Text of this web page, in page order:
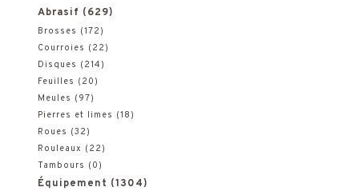
e
r
c
h
e
p
Abrasif (629)
Brosses (172)
Courroies (22)
Disques (214)
Feuilles (20)
Meules (97)
Pierres et limes (18)
Roues (32)
Rouleaux (22)
Tambours (0)
Équipement (1304)